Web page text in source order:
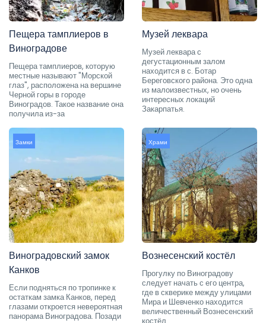
Пещера тамплиеров в
Виноградове
Пещера тамплиеров, которую
местные называют "Морской
глаз", расположена на вершине
Черной горы в городе
Виноградов. Такое название она
получила из-за
Музей леквара
Музей леквара с
дегустационным залом
находится в с. Ботар
Береговского района. Это одна
из малоизвестных, но очень
интересных локаций
Закарпатья.
Замки
Виноградовский замок
Канков
Если подняться по тропинке к
остаткам замка Канков, перед
глазами откроется невероятная
панорама Виноградова. Позади
Храми
Вознесенский костёл
Прогулку по Виноградову
следует начать с его центра,
где в скверике между улицами
Мира и Шевченко находится
величественный Вознесенский